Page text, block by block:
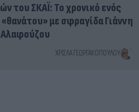
του ΣΚΑΪ: Το χρονικό ενός
με σφραγίδα Γιάννη
Αλαφούζου
ΧΡΊΣΛΑ ΓΕΩΡΓΑΚΟΠΟΎΛΟΥ